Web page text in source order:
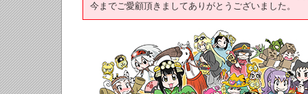
今までご愛顧頂きましてありがとうございました。